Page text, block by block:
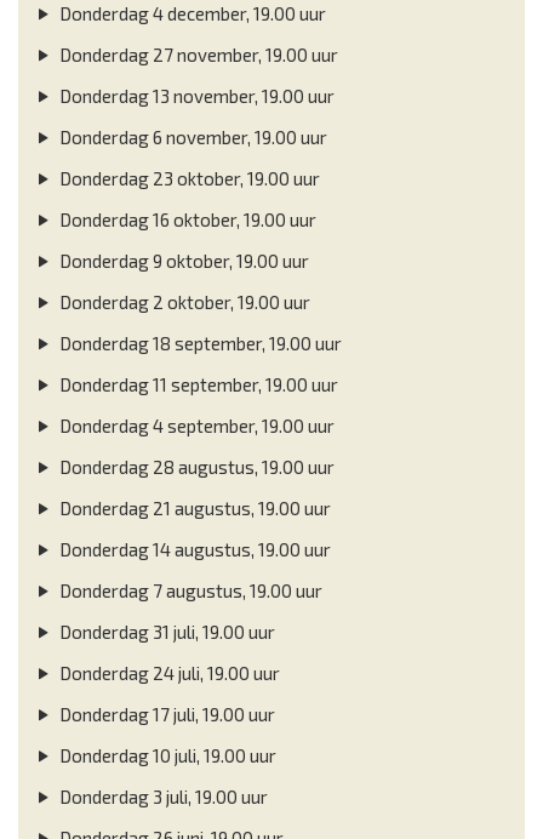
Donderdag 4 december, 19.00 uur
Donderdag 27 november, 19.00 uur
Donderdag 13 november, 19.00 uur
Donderdag 6 november, 19.00 uur
Donderdag 23 oktober, 19.00 uur
Donderdag 16 oktober, 19.00 uur
Donderdag 9 oktober, 19.00 uur
Donderdag 2 oktober, 19.00 uur
Donderdag 18 september, 19.00 uur
Donderdag 11 september, 19.00 uur
Donderdag 4 september, 19.00 uur
Donderdag 28 augustus, 19.00 uur
Donderdag 21 augustus, 19.00 uur
Donderdag 14 augustus, 19.00 uur
Donderdag 7 augustus, 19.00 uur
Donderdag 31 juli, 19.00 uur
Donderdag 24 juli, 19.00 uur
Donderdag 17 juli, 19.00 uur
Donderdag 10 juli, 19.00 uur
Donderdag 3 juli, 19.00 uur